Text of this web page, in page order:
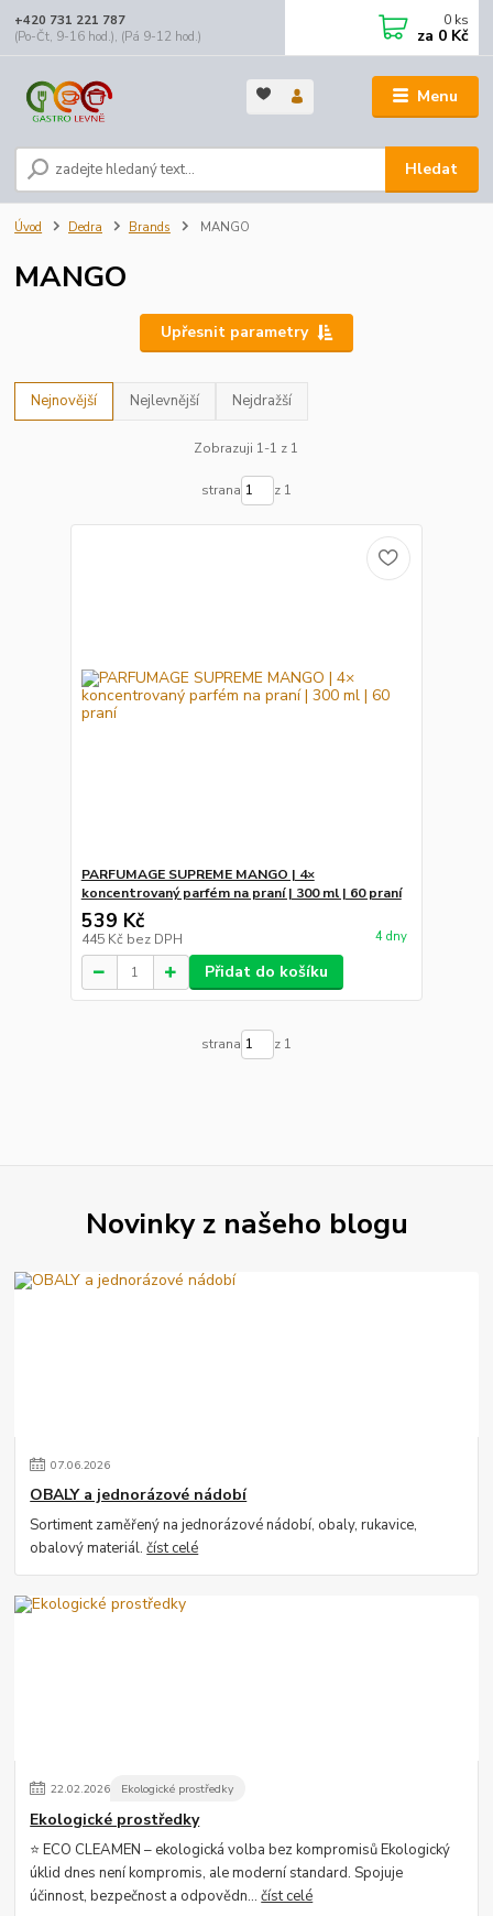
Menu
Hledat
+420 731 221 787
(Po-Čt, 9-16 hod.), (Pá 9-12 hod.)
0 ks
za 0 Kč
Úvod Dedra Brands MANGO
MANGO
Upřesnit parametry
Nejnovější Nejlevnější Nejdražší
Zobrazuji 1-1 z 1
strana z 1
PARFUMAGE SUPREME MANGO | 4×
koncentrovaný parfém na praní | 300 ml | 60 praní
539 Kč
445 Kč bez DPH 4 dny
Přidat do košíku
strana z 1
Novinky z našeho blogu
07.06.2026
OBALY a jednorázové nádobí
Sortiment zaměřený na jednorázové nádobí, obaly, rukavice,
obalový materiál.číst celé
22.02.2026 Ekologické prostředky
Ekologické prostředky
⭐ ECO CLEAMEN – ekologická volba bez kompromisů Ekologický
úklid dnes není kompromis, ale moderní standard. Spojuje
účinnost, bezpečnost a odpovědn...číst celé